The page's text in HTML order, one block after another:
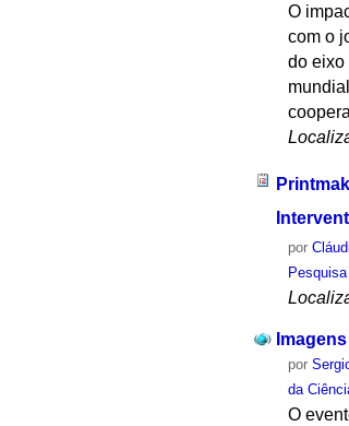
O
com o
do eixo
por
por
da
O